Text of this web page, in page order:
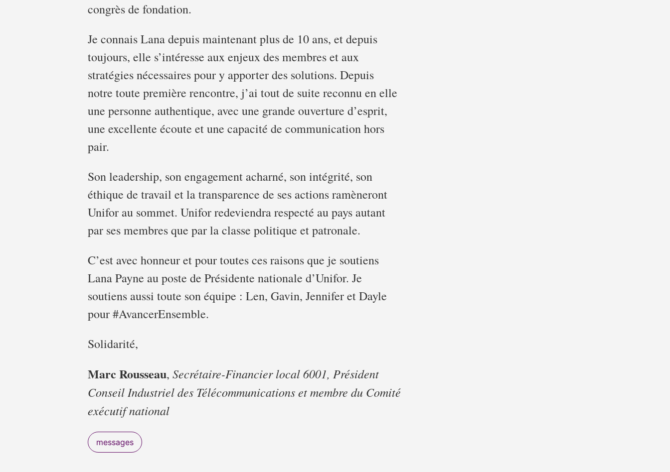
congrès de fondation.
Je connais Lana depuis maintenant plus de 10 ans, et depuis
toujours, elle s’intéresse aux enjeux des membres et aux
stratégies nécessaires pour y apporter des solutions. Depuis
notre toute première rencontre, j’ai tout de suite reconnu en elle
une personne authentique, avec une grande ouverture d’esprit,
une excellente écoute et une capacité de communication hors
pair.
Son leadership, son engagement acharné, son intégrité, son
éthique de travail et la transparence de ses actions ramèneront
Unifor au sommet. Unifor redeviendra respecté au pays autant
par ses membres que par la classe politique et patronale.
C’est avec honneur et pour toutes ces raisons que je soutiens
Lana Payne au poste de Présidente nationale d’Unifor. Je
soutiens aussi toute son équipe : Len, Gavin, Jennifer et Dayle
pour #AvancerEnsemble.
Solidarité,
Marc Rousseau, Secrétaire-Financier local 6001, Président
Conseil Industriel des Télécommunications et membre du Comité
exécutif national
messages